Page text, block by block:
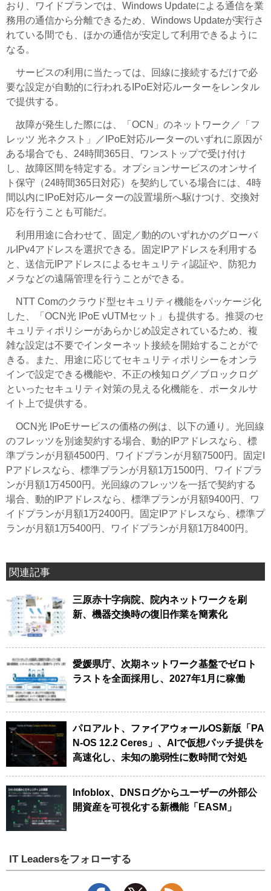
おり、ワイドプランでは、Windows Updateによる通信を業
務用の通信から分離できるため、Windows Updateが実行さ
れている間でも、ほかの通信が安定して利用できるように
なる。
サービスの利用に当たっては、回線に接続するだけで必
要な設定が自動的に行われるIPoE対応ルーターをレンタル
で提供する。
故障が発生した際には、「OCN」のネットワーク／「フ
レッツ 光ネクスト」／IPoE対応ルーターのいずれに原因が
ある場合でも、24時間365日、ワンストップで受け付け
し、故障区間を特定する。オプションサービスのオンサイ
ト保守（24時間365日対応）を契約している場合には、4時
間以内にIPoE対応ルーターの設置場所へ駆けつけ、交換対
応を行うことも可能だ。
利用用途に合わせて、固定／動的のいずれかのグローバ
ルIPv4アドレスを選択できる。固定IPアドレスを利用する
と、送信元IPアドレスによるセキュリティ認証や、防犯カ
メラなどの遠隔管理を行うことができる。
NTT Comのクラウド型セキュリティ機能をパッケージ化
した、「OCN光 IPoE vUTMセット」も提供する。推奨のセ
キュリティポリシーがあらかじめ設定されているため、複
雑な設定は不要でインターネット接続を開始することがで
きる。また、用途に応じてセキュリティポリシーをオンラ
インで設定できる機能や、不正の検知ログ／ブロックログ
といったセキュリティ対策の見える化機能を、ポータルサ
イト上で提供する。
OCN光 IPoEサービスの価格の例は、以下の通り。光回線
のフレッツを別途契約する場合、動的IPアドレスなら、標
準プランが月額4500円、ワイドプランが月額7500円。固定I
Pアドレスなら、標準プランが月額1万1500円、ワイドプラ
ンが月額1万4500円。光回線のフレッツを一括で契約する
場合、動的IPアドレスなら、標準プランが月額9400円、ワ
イドプランが月額1万2400円。固定IPアドレスなら、標準プ
ランが月額1万5400円、ワイドプランが月額1万8400円。
関連記事
三原赤十字病院、院内ネットワークを刷
新、機器交換時の復旧作業を簡素化
愛媛県庁、次期ネットワーク基盤でゼロト
ラストを全面採用し、2027年1月に稼働
パロアルト、ファイアウォールOS新版「PA
N-OS 12.2 Ceres」、AIで仮想パッチ提供を
高速化し、未知の脆弱性に数時間で対処
Infoblox、DNSログからユーザーの外部公
開資産を可視化する新機能「EASM」
IT Leadersをフォローする